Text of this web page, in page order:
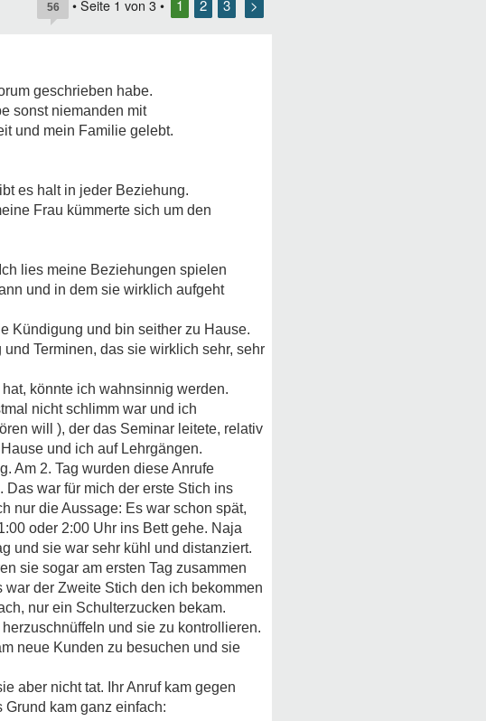
56 • Seite 1 von 3 • 1 2 3 >
geschrieben habe.
sonst niemanden mit
und mein Familie gelebt.
es halt in jeder Beziehung.
Frau kümmerte sich um den
lies meine Beziehungen spielen
und in dem sie wirklich aufgeht
Kündigung und bin seither zu Hause.
Terminen, das sie wirklich sehr, sehr
könnte ich wahnsinnig werden.
nicht schlimm war und ich
will ), der das Seminar leitete, relativ
und ich auf Lehrgängen.
Am 2. Tag wurden diese Anrufe
war für mich der erste Stich ins
nur die Aussage: Es war schon spät,
oder 2:00 Uhr ins Bett gehe. Naja
und sie war sehr kühl und distanziert.
sie sogar am ersten Tag zusammen
der Zweite Stich den ich bekommen
nur ein Schulterzucken bekam.
und sie zu kontrollieren.
neue Kunden zu besuchen und sie
aber nicht tat. Ihr Anruf kam gegen
kam ganz einfach: